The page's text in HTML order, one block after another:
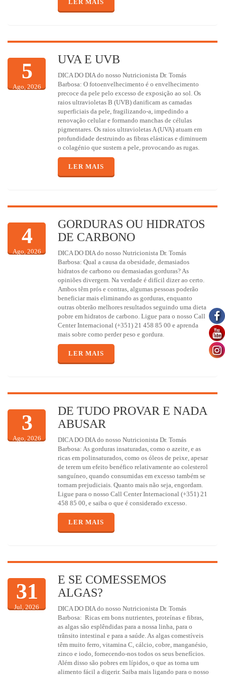
LER MAIS
5
Ago, 2026
UVA E UVB
DICA DO DIA do nosso Nutricionista Dr. Tomás
Barbosa: O fotoenvelhecimento é o envelhecimento
precoce da pele pelo excesso de exposição ao sol. Os
raios ultravioletas B (UVB) danificam as camadas
superficiais da pele, fragilizando-a, impedindo a
renovação celular e formando manchas de células
pigmentares. Os raios ultravioletas A (UVA) atuam em
profundidade destruindo as fibras elásticas e diminuem
o colagénio que sustem a pele, provocando as rugas.
LER MAIS
4
Ago, 2026
GORDURAS OU HIDRATOS
DE CARBONO
DICA DO DIA do nosso Nutricionista Dr. Tomás
Barbosa: Qual a causa da obesidade, demasiados
hidratos de carbono ou demasiadas gorduras? As
opiniões divergem. Na verdade é difícil dizer ao certo.
Ambos têm prós e contras, algumas pessoas poderão
beneficiar mais eliminando as gorduras, enquanto
outras obterão melhores resultados seguindo uma dieta
pobre em hidratos de carbono. Ligue para o nosso Call
Center Internacional (+351) 21 458 85 00 e aprenda
mais sobre como perder peso e gordura.
LER MAIS
3
Ago, 2026
DE TUDO PROVAR E NADA
ABUSAR
DICA DO DIA do nosso Nutricionista Dr. Tomás
Barbosa: As gorduras insaturadas, como o azeite, e as
ricas em polinsaturados, como os óleos de peixe, apesar
de terem um efeito benéfico relativamente ao colesterol
sanguíneo, quando consumidas em excesso também se
tornam prejudiciais. Quanto mais não seja, engordam.
Ligue para o nosso Call Center Internacional (+351) 21
458 85 00, e saiba o que é considerado excesso.
LER MAIS
31
Jul, 2026
E SE COMESSEMOS
ALGAS?
DICA DO DIA do nosso Nutricionista Dr. Tomás
Barbosa: Ricas em bons nutrientes, proteínas e fibras,
as algas são esplêndidas para a nossa linha, para o
trânsito intestinal e para a saúde. As algas comestíveis
têm muito ferro, vitamina C, cálcio, cobre, manganésio,
zinco e iodo, fornecendo-nos todos os seus benefícios.
Além disso são pobres em lípidos, o que as torna um
alimento fácil a digerir. Saiba mais ligando para o nosso